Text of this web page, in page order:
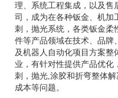
理、系统工程集成，以及售
司，成为在各种钣金、机加
刺，抛光系统，各类钣金柔
件等产品领域在技术、品牌
及机器人自动化项目方案整
业，有针对性提供产品优化
刺，抛光,涂胶和折弯整体
成本等问题。